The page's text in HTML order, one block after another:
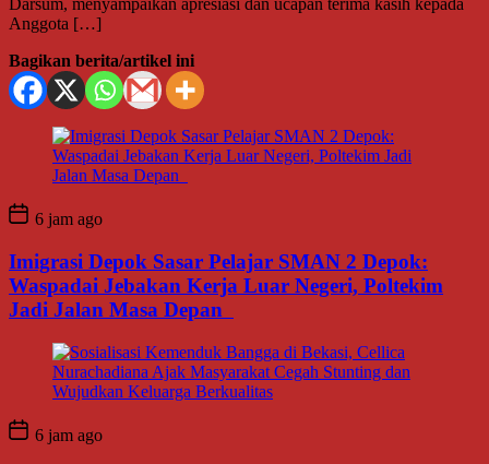
Darsum, menyampaikan apresiasi dan ucapan terima kasih kepada
Anggota […]
Bagikan berita/artikel ini
6 jam ago
Imigrasi Depok Sasar Pelajar SMAN 2 Depok:
Waspadai Jebakan Kerja Luar Negeri, Poltekim
Jadi Jalan Masa Depan
6 jam ago